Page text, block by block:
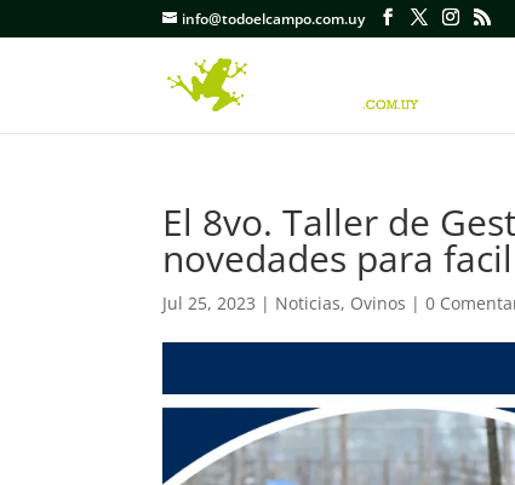
info@todoelcampo.com.uy
El 8vo. Taller de
novedades para
Jul 25, 2023 | Noticias, Ovinos |0